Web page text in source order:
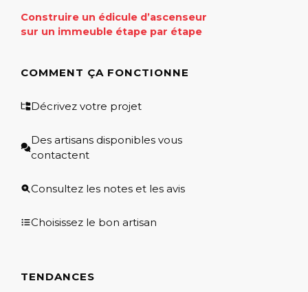
Construire un édicule d’ascenseur
sur un immeuble étape par étape
COMMENT ÇA FONCTIONNE
Décrivez votre projet
Des artisans disponibles vous
contactent
Consultez les notes et les avis
Choisissez le bon artisan
TENDANCES